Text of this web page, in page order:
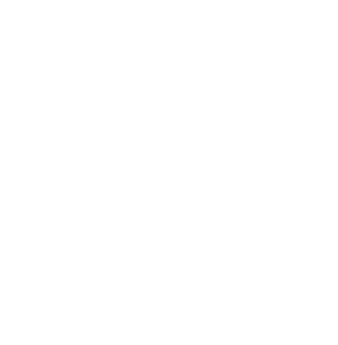
Filharmonia